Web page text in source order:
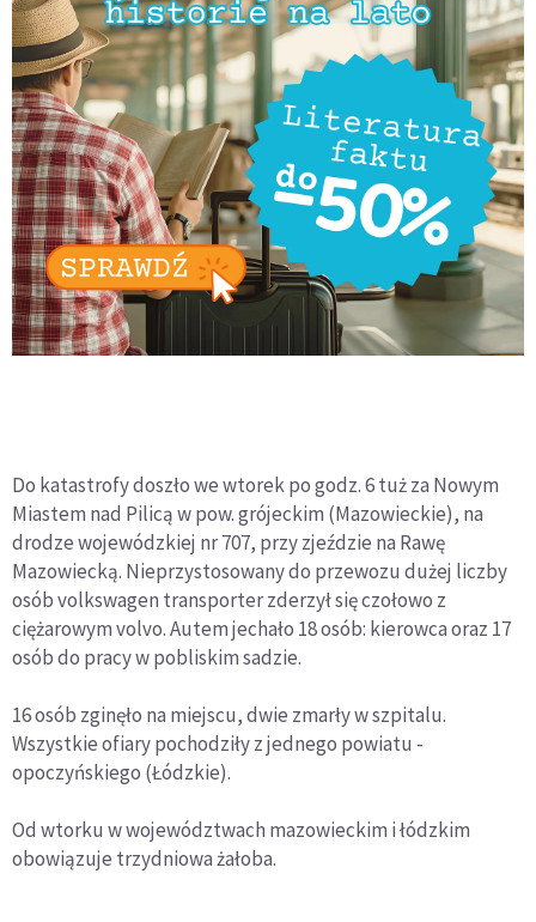
Do katastrofy doszło we wtorek po godz. 6 tuż za Nowym
Miastem nad Pilicą w pow. grójeckim (Mazowieckie), na
drodze wojewódzkiej nr 707, przy zjeździe na Rawę
Mazowiecką. Nieprzystosowany do przewozu dużej liczby
osób volkswagen transporter zderzył się czołowo z
ciężarowym volvo. Autem jechało 18 osób: kierowca oraz 17
osób do pracy w pobliskim sadzie.
16 osób zginęło na miejscu, dwie zmarły w szpitalu.
Wszystkie ofiary pochodziły z jednego powiatu -
opoczyńskiego (Łódzkie).
Od wtorku w województwach mazowieckim i łódzkim
obowiązuje trzydniowa żałoba.